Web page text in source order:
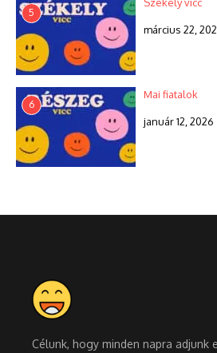
5
március 22,
6
Mai fiatalok
január 12, 2026
Célunk, hogy minden napra adjunk